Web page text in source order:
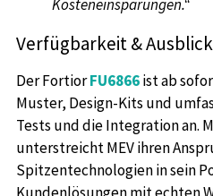
Kosteneinsparungen.“
Verfügbarkeit & Ausblick
Der FortiorFU6866ist ab
Muster, Design-Kits und
Tests und die Integration an.
unterstreicht MEV ihren
Spitzentechnologien in sein